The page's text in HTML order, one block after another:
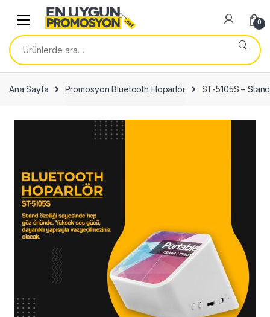
navigation
content
0
Ara:
Ana Sayfa Promosyon Bluetooth Hoparlör ST-5105S –